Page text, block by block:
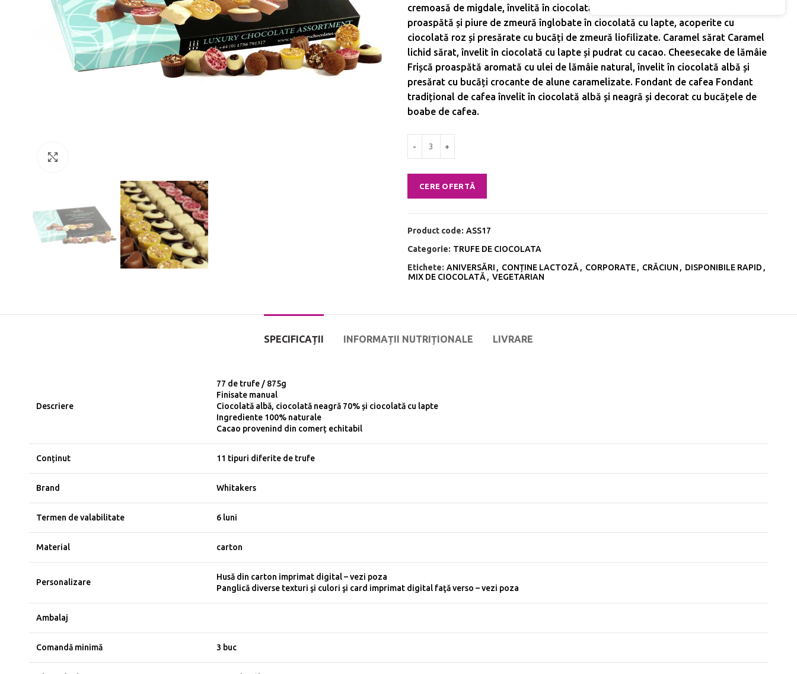
cremoasă de migdale, învelită în ciocolată cu lapte. Trufe cu zmeură Friscă
proaspătă și piure de zmeură înglobate în ciocolată cu lapte, acoperite cu
ciocolată roz și presărate cu bucăți de zmeură liofilizate. Caramel sărat Caramel
lichid sărat, învelit în ciocolată cu lapte și pudrat cu cacao. Cheesecake de lămâie
Frișcă proaspătă aromată cu ulei de lămâie natural, învelit în ciocolată albă și
presărat cu bucăți crocante de alune caramelizate. Fondant de cafea Fondant
tradițional de cafea învelit în ciocolată albă și neagră și decorat cu bucățele de
boabe de cafea.
CERE OFERTĂ
Product code: ASS17
Categorie: TRUFE DE CIOCOLATA
Etichete: ANIVERSĂRI , CONȚINE LACTOZĂ , CORPORATE, CRĂCIUN , DISPONIBILE RAPID ,
MIX DE CIOCOLATĂ , VEGETARIAN
SPECIFICAȚII INFORMAȚII NUTRIȚIONALE LIVRARE
Descriere
77 de trufe / 875g
Finisate manual
Ciocolată albă, ciocolată neagră 70% și ciocolată cu lapte
Ingrediente 100% naturale
Cacao provenind din comerț echitabil
Conținut 11 tipuri diferite de trufe
Brand Whitakers
Termen de valabilitate 6 luni
Material carton
Personalizare
Husă din carton imprimat digital – vezi poza
Panglică diverse texturi şi culori şi card imprimat digital faţă verso – vezi poza
Ambalaj
Comandă minimă 3 buc